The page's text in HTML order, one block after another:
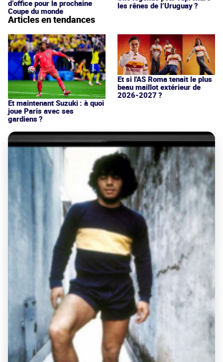
d’office pour la prochaine
Coupe du monde
les rênes de l’Uruguay ?
Articles en tendances
Et maintenant Suzuki : à quoi
joue Paris avec ses
gardiens ?
Et si l'AS Roma tenait le plus
beau maillot extérieur de
2026-2027 ?